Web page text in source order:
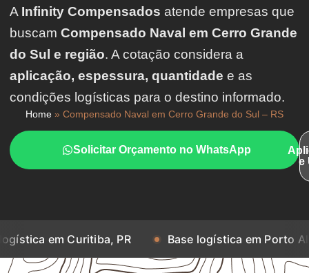
A Infinity Compensados atende empresas que
buscam Compensado Naval em Cerro Grande
do Sul e região. A cotação considera a
aplicação, espessura, quantidade e as
condições logísticas para o destino informado.
Home » Compensado Naval em Cerro Grande do Sul – RS
Solicitar Orçamento no WhatsApp
e
PR Base logística em Porto Alegre, RS